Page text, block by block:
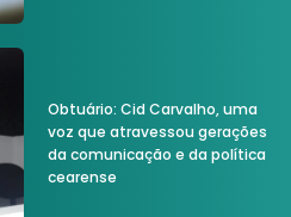
Obtuário: Cid Carvalho, uma
voz que atravessou gerações
da comunicação e da política
cearense